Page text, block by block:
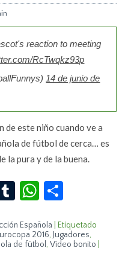
reaction to meeting
RcTwqkz93p
14 de junio de
de este niño cuando ve a
de fútbol de cerca… es
la pura y de la buena.
TumblrWhatsApp
Española
Etiquetado
2016, Jugadores,
de fútbol ,Vídeo bonito